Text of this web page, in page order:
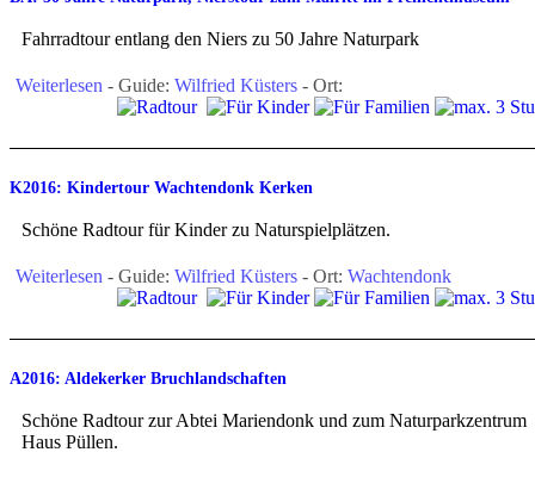
Fahrradtour entlang den Niers zu 50 Jahre Naturpark
Weiterlesen - Guide: Wilfried Küsters - Ort:
K2016: Kindertour Wachtendonk Kerken
Schöne Radtour für Kinder zu Naturspielplätzen.
Weiterlesen - Guide: Wilfried Küsters - Ort: Wachtendonk
A2016: Aldekerker Bruchlandschaften
Schöne Radtour zur Abtei Mariendonk und zum Naturparkzentrum
Haus Püllen.